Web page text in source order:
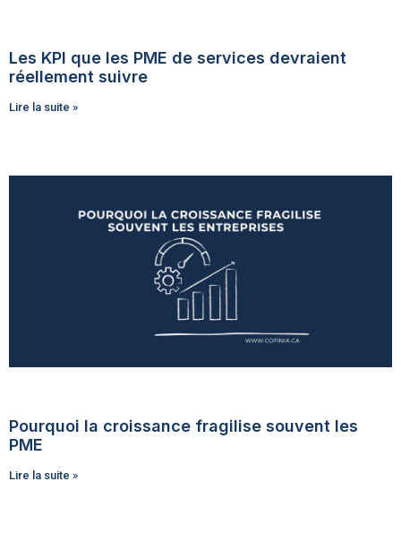
Les KPI que les PME de services devraient
réellement suivre
Lire la suite »
Pourquoi la croissance fragilise souvent les
PME
Lire la suite »